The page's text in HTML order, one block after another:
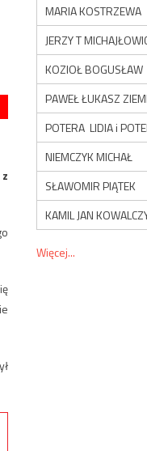
MARIA KOSTRZEWA
JERZY T
KOZIOŁ BOGUSŁAW
PAWEŁ ŁUKASZ
POTERA LIDIA i
NIEMCZYK MICHAŁ
SŁAWOMIR PIĄTEK
KAMIL JAN
Więcej...